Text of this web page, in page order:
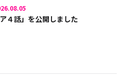
ア４話」を公開しました